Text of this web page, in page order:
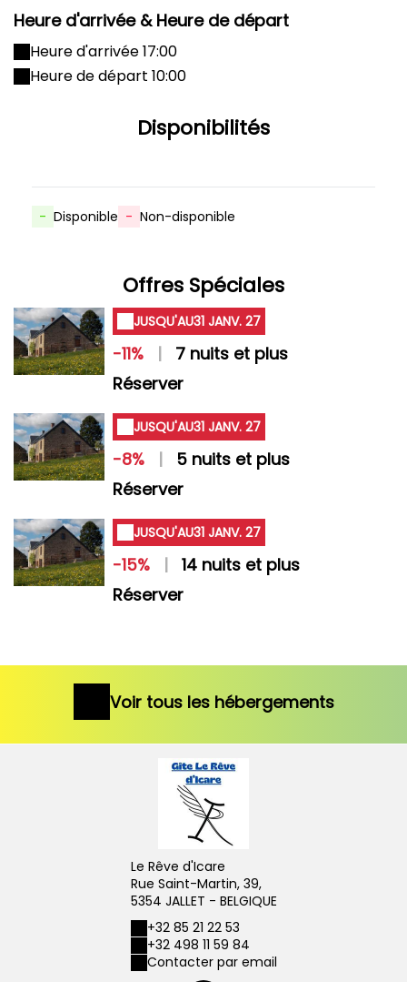
Heure d'arrivée & Heure de départ
Heure d'arrivée 17:00
Heure de départ 10:00
Disponibilités
- Disponible - Non-disponible
Offres Spéciales
JUSQU'AU31 JANV. 27
-11% |
7 nuits et plus
Réserver
JUSQU'AU31 JANV. 27
-8% |
5 nuits et plus
Réserver
JUSQU'AU31 JANV. 27
-15% | 14 nuits et plus
Réserver
Voir tous les hébergements
Le Rêve d'Icare
Rue Saint-Martin, 39,
5354 JALLET - BELGIQUE
+32 85 21 22 53
+32 498 11 59 84
Contacter par email